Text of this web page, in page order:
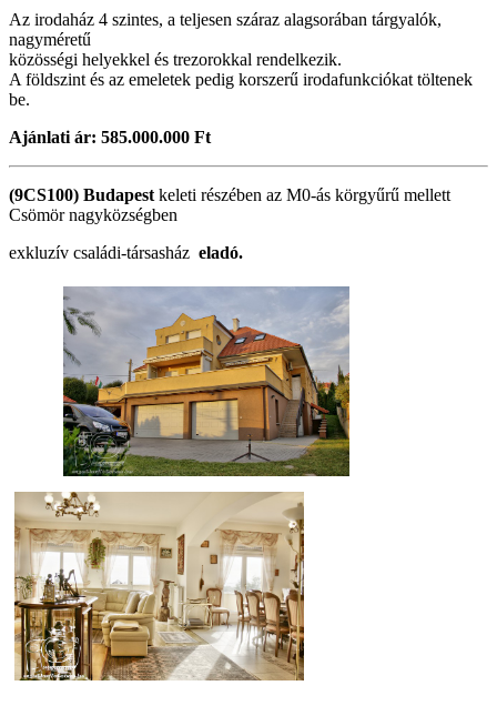
Az irodaház 4 szintes, a teljesen száraz alagsorában tárgyalók,
nagyméretű
közösségi helyekkel és trezorokkal rendelkezik.
A földszint és az emeletek pedig korszerű irodafunkciókat töltenek
be.
Ajánlati ár: 585.000.000 Ft
(9CS100) Budapest keleti részében az M0-ás körgyűrű mellett
Csömör nagyközségben
exkluzív családi-társasház eladó.